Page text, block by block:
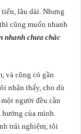
lâu dài. Nhưng
cũng muốn nhanh
nhanh chưa chắc
và cũng có gần
nhận thấy, cho dù
người đều cần
hướng của mình.
trải nghiệm, tôi